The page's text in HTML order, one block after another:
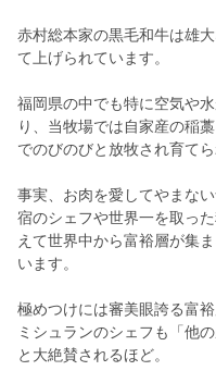
赤村総本家の黒毛和牛は雄
て上げられています。
福岡県の中でも特に空気や
り、当牧場では自家産の稲
でのびのびと放牧され育て
事実、お肉を愛してやまな
宿のシェフや世界一を取っ
えて世界中から富裕層が集
います。
極めつけには審美眼誇る富
ミシュランのシェフも「他
と大絶賛されるほど。